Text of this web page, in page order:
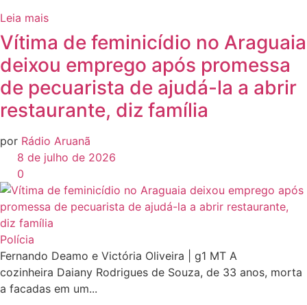
Leia mais
Vítima de feminicídio no Araguaia
deixou emprego após promessa
de pecuarista de ajudá-la a abrir
restaurante, diz família
por Rádio Aruanã
8 de julho de 2026
0
Polícia
Fernando Deamo e Victória Oliveira | g1 MT A
cozinheira Daiany Rodrigues de Souza, de 33 anos, morta
a facadas em um...